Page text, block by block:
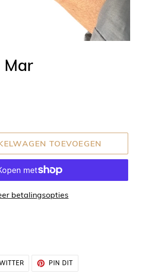
TOEVOEGEN
betalingsopties
TWITTEREN
OP
TWITTER
PIN DITPINNEN
PINTEREST